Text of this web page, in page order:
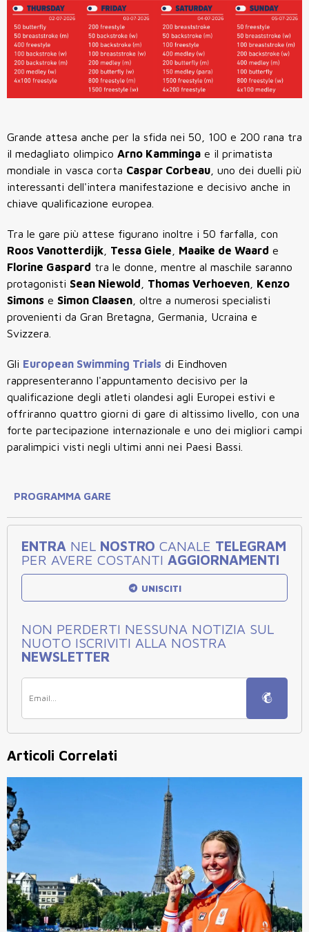
Grande attesa anche per la sfida nei 50, 100 e 200 rana tra
il medagliato olimpico Arno Kamminga e il primatista
mondiale in vasca corta Caspar Corbeau , uno dei duelli più
interessanti dell'intera manifestazione e decisivo anche in
chiave qualificazione europea.
Tra le gare più attese figurano inoltre i 50 farfalla, con
Roos Vanotterdijk
Tessa Giele Maaike de Waard e
Florine Gaspard tra le donne, mentre al maschile saranno
protagonisti Sean Niewold Thomas Verhoeven
Kenzo
Simons e Simon Claasen , oltre a numerosi specialisti
provenienti da Gran Bretagna, Germania, Ucraina e
Svizzera.
Gli European Swimming Trials di Eindhoven
rappresenteranno l'appuntamento decisivo per la
qualificazione degli atleti olandesi agli Europei estivi e
offriranno quattro giorni di gare di altissimo livello, con una
forte partecipazione internazionale e uno dei migliori campi
paralimpici visti negli ultimi anni nei Paesi Bassi.
PROGRAMMA GARE
ENTRA NEL NOSTRO CANALE TELEGRAM
PER AVERE COSTANTI AGGIORNAMENTI
UNISCITI
NON PERDERTI NESSUNA NOTIZIA SUL
NUOTO ISCRIVITI ALLA NOSTRA
NEWSLETTER
Articoli Correlati